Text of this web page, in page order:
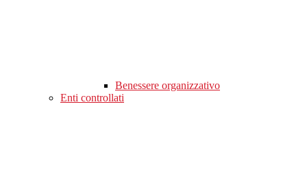
Benessere organizzativo
Enti controllati